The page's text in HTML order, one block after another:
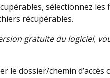
sélectionnez
récupérables.
gratuite du logiciel,
le dossier/chemin